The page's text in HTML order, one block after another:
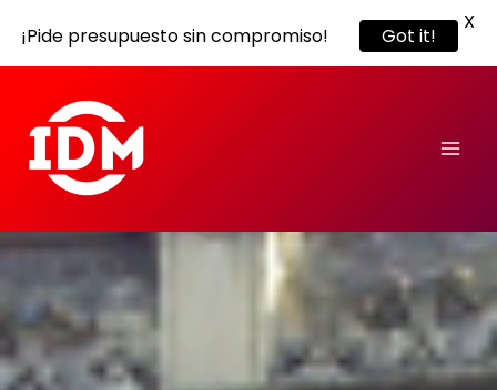
contenido
¡Pide presupuesto sin compromiso! Got it!
X